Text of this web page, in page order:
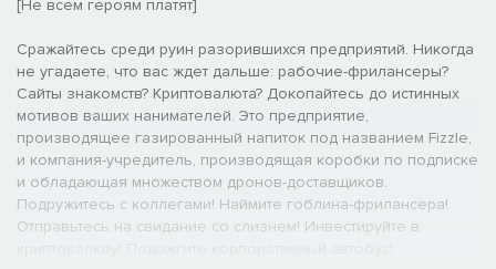
[Не всем героям платят]
Сражайтесь среди руин разорившихся предприятий. Никогда
не угадаете, что вас ждет дальше: рабочие-фрилансеры?
Сайты знакомств? Криптовалюта? Докопайтесь до истинных
мотивов ваших нанимателей. Это предприятие,
производящее газированный напиток под названием Fizzle,
и компания-учредитель, производящая коробки по подписке
и обладающая множеством дронов-доставщиков.
Подружитесь с коллегами! Наймите гоблина-фрилансера!
Отправьтесь на свидание со слизнем! Инвестируйте в